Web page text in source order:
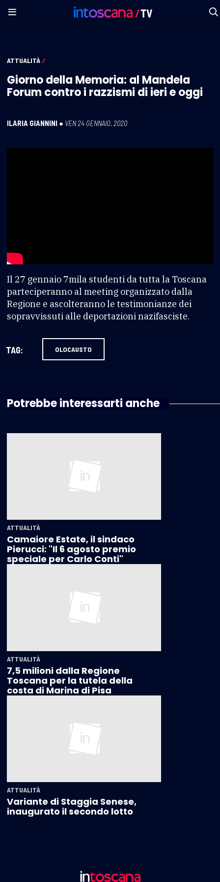
ATTUALITÀ /
Giorno della Memoria: al Mandela
Forum contro i razzismi di ieri e oggi
ILARIA GIANNINI ● VEN 24 GENNAIO, 2020
Il 27 gennaio 7mila studenti da tutta la Toscana
parteciperanno al meeting organizzato dalla
Regione e ascolteranno le testimonianze dei
sopravvissuti alle deportazioni nazifasciste.
TAG: OLOCAUSTO
Potrebbe interessarti anche
ATTUALITÀ
Camaiore Estate, il sindaco
Pierucci: "Il 6 agosto premio
speciale per Carlo Conti"
ATTUALITÀ
7,5 milioni dalla Regione
Toscana per la tutela della
costa di Marina di Pisa
ATTUALITÀ
Variante di Staggia Senese,
inaugurato il secondo lotto